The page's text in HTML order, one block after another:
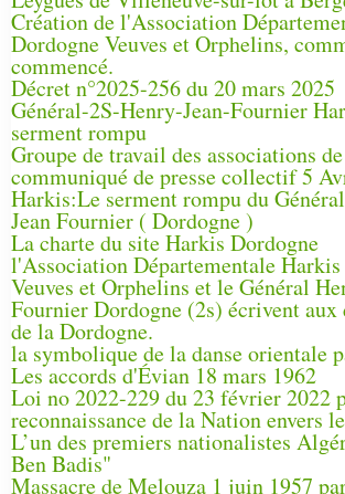
Création de l'Association
Dordogne Veuves et Orphelins,
commencé.
Décret n°2025-256 du 20 mars 2025
Général-2S-Henry-Jean-Fournier
serment rompu
Groupe de travail des associations
communiqué de presse collectif 5
Harkis:Le serment rompu du
Jean Fournier ( Dordogne )
La charte du site Harkis Dordogne
l'Association Départementale
Veuves et Orphelins et le Général
Fournier Dordogne (2s) écrivent aux
de la Dordogne.
la symbolique de la danse orientale
Les accords d'Évian 18 mars 1962
Loi no 2022-229 du 23 février 2022
reconnaissance de la Nation envers
L’un des premiers nationalistes
Ben Badis"
Massacre de Melouza 1 juin 1957